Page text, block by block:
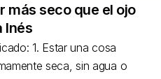
más seco que el ojo
Inés
1. Estar una cosa
seca, sin agua o